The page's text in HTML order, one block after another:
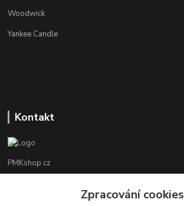
Woodwick
Yankee Candle
Kontakt
PMKshop.cz
+420 728 830 042Zpracování cookies